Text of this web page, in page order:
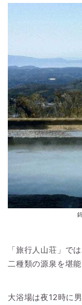
「旅行人山荘」で
二種類の源泉を堪能
大浴場は夜12時に